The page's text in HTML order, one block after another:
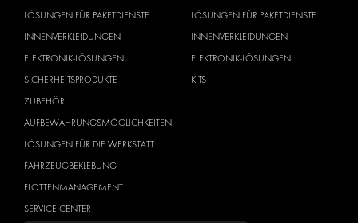
LÖSUNGEN FÜR PAKETDIENSTE
INNENVERKLEIDUNGEN
ELEKTRONIK-LÖSUNGEN
SICHERHEITSPRODUKTE
ZUBEHÖR
AUFBEWAHRUNGSMÖGLICHKEITEN
LÖSUNGEN FÜR DIE WERKSTATT
FAHRZEUGBEKLEBUNG
FLOTTENMANAGEMENT
SERVICE CENTER
LÖSUNGEN FÜR PAKETDIENSTE
INNENVERKLEIDUNGEN
ELEKTRONIK-LÖSUNGEN
KITS